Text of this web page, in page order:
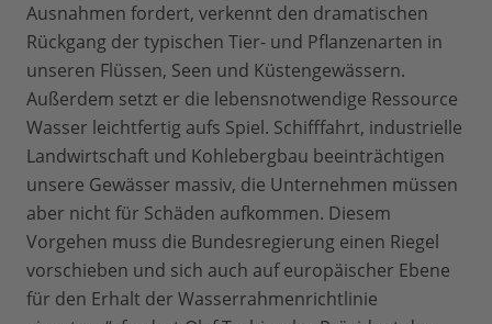
Ausnahmen fordert, verkennt den dramatischen
Rückgang der typischen Tier- und Pflanzenarten in
unseren Flüssen, Seen und Küstengewässern.
Außerdem setzt er die lebensnotwendige Ressource
Wasser leichtfertig aufs Spiel. Schifffahrt, industrielle
Landwirtschaft und Kohlebergbau beeinträchtigen
unsere Gewässer massiv, die Unternehmen müssen
aber nicht für Schäden aufkommen. Diesem
Vorgehen muss die Bundesregierung einen Riegel
vorschieben und sich auch auf europäischer Ebene
für den Erhalt der Wasserrahmenrichtlinie